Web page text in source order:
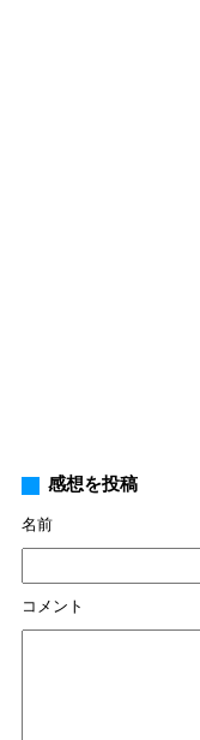
感想を投稿
名前
コメント